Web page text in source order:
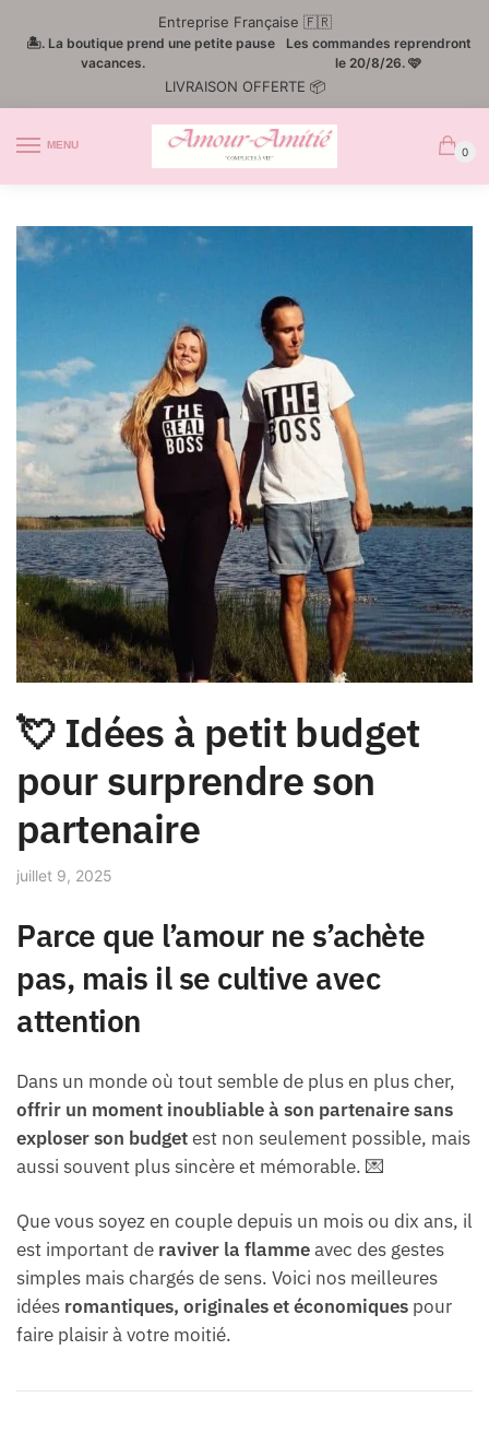
Entreprise Française 🇫🇷
🏝️. La boutique prend une petite pause
vacances.
Les commandes reprendront
le 20/8/26. 🩷
LIVRAISON OFFERTE 📦
MENU
0
💘 Idées à petit budget
pour surprendre son
partenaire
juillet 9, 2025
Parce que l’amour ne s’achète
pas, mais il se cultive avec
attention
Dans un monde où tout semble de plus en plus cher,
offrir un moment inoubliable à son partenaire sans
exploser son budgetest non seulement possible, mais
aussi souvent plus sincère et mémorable. 💌
Que vous soyez en couple depuis un mois ou dix ans, il
est important de raviver la flammeavec des gestes
simples mais chargés de sens. Voici nos meilleures
idées romantiques, originales et économiques pour
faire plaisir à votre moitié.